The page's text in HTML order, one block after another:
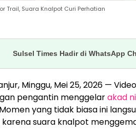
Trail, Suara Knalpot Curi Perhatian
Sulsel Times Hadir di WhatsApp
Minggu, Mei 25, 2026 —
pengantin menggelarakad
yang tidak biasa ini
suara knalpot